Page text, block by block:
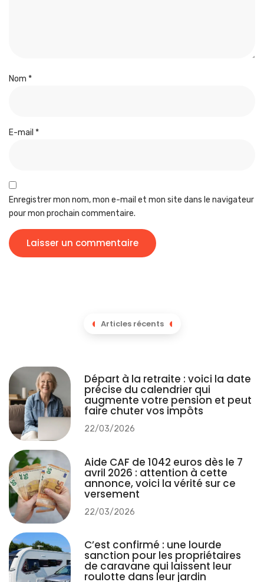
Nom *
E-mail *
Enregistrer mon nom, mon e-mail et mon site dans le navigateur
pour mon prochain commentaire.
Articles récents
Départ à la retraite : voici la date
précise du calendrier qui
augmente votre pension et peut
faire chuter vos impôts
22/03/2026
Aide CAF de 1042 euros dès le 7
avril 2026 : attention à cette
annonce, voici la vérité sur ce
versement
22/03/2026
C’est confirmé : une lourde
sanction pour les propriétaires
de caravane qui laissent leur
roulotte dans leur jardin